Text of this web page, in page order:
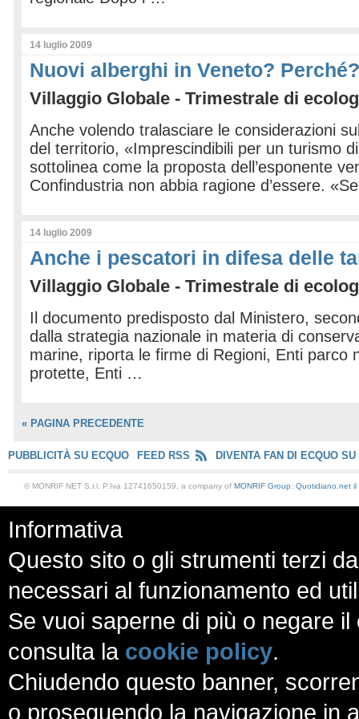
14 luglio 2009
Nuovi alberghi in Veneto? Perché?
Villaggio Globale - Trimestrale di
Anche volendo tralasciare le considerazioni
del territorio, «Imprescindibili per un turismo
sottolinea come la proposta dell’esponente
Confindustria non abbia ragione d’essere.
14 luglio 2009
Anche i pescatori in difesa delle
Villaggio Globale - Trimestrale di
Il documento predisposto dal Ministero,
dalla strategia nazionale in materia di
marine, riporta le firme di Regioni, Enti parco
protette, Enti …
« PAGINA PRECEDENTE
PUBBLICITÀ SU ECQUO FEED RSS DIVENTA FAN DI ECQUO SU
© MONRIF NET S.r.l. P.Iva 12741650159, a company of MONRIF Group: Quotidiano.net il
Informativa
Questo sito o gli strumenti terzi
necessari al funzionamento ed
Se vuoi saperne di più o negare
consulta la cookie policy.
Chiudendo questo banner,
o proseguendo la navigazione in